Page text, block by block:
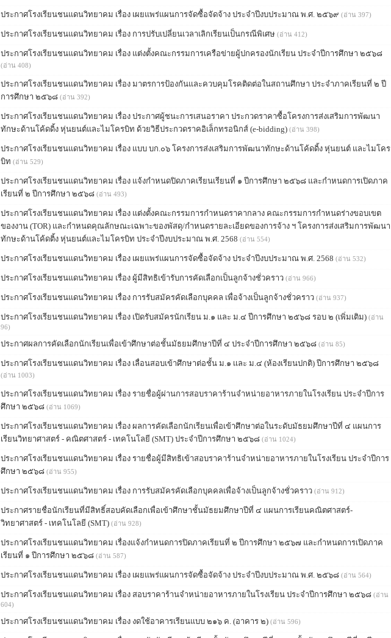
ประกาศโรงเรียนชนแดนวิทยาคม เรื่อง เผยแพร่แผนการจัดซื้อจัดจ้าง ประจำปีงบประมาณ พ.ศ. ๒๕๖๙ (อ่าน 397)
ประกาศโรงเรียนชนแดนวิทยาคม เรื่อง การปรับเปลี่ยนเวลาเลิกเรียนเป็นกรณีพิเศษ (อ่าน 412)
ประกาศโรงเรียนชนแดนวิทยาคม เรื่อง แต่งตั้งคณะกรรมการเครือข่ายผู้ปกครองนักเรียน ประจำปีการศึกษา ๒๕๖๘
(อ่าน 408)
ประกาศโรงเรียนชนแดนวิทยาคม เรื่อง มาตรการป้องกันและควบคุมโรคติดต่อในสถานศึกษา ประจำภาคเรียนที่ ๒ ปี
การศึกษา ๒๕๖๘ (อ่าน 392)
ประกาศโรงเรียนชนแดนวิทยาคม เรื่อง ประกาศผู้ชนะการเสนอราคา ประกวดราคาซื้อโครงการส่งเสริมการพัฒนา
ทักษะด้านโค้ดดิ้ง หุ่นยนต์และไมโครบิท ด้วยวิธีประกวดราคอิเล็กทรอนิกส์ (e-bidding) (อ่าน 398)
ประกาศโรงเรียนชนแดนวิทยาคม เรื่อง แบบ บก.๐๖ โครงการส่งเสริมการพัฒนาทักษะด้านโค้ดดิ้ง หุ่นยนต์ และไมโคร
บิท (อ่าน 529)
ประกาศโรงเรียนชนแดนวิทยาคม เรื่อง แจ้งกำหนดปิดภาคเรียนเรียนที่ ๑ ปีการศึกษา ๒๕๖๘ และกำหนดการเปิดภาค
เรียนที่ ๒ ปีการศึกษา ๒๕๖๘ (อ่าน 493)
ประกาศโรงเรียนชนแดนวิทยาคม เรื่อง แต่งตั้งคณะกรรมการกำหนดราคากลาง คณะกรรมการกำหนดร่างขอบเขต
ของงาน (TOR) และกำหนดคุณลักษณะเฉพาะของพัสดุ/กำหนดรายละเอียดของการจ้าง ฯ โครงการส่งเสริมการพัฒนา
ทักษะด้านโค้ดติ้ง หุ่นยนต์และไมโครบิท ประจำปีงบประมาณ พ.ศ. 2568 (อ่าน 554)
ประกาศโรงเรียนชนแดนวิทยาคม เรื่อง เผยแพร่แผนการจัดซื้อจัดจ้าง ประจำปีงบประมาณ พ.ศ. 2568 (อ่าน 532)
ประกาศโรงเรียนชนแดนวิทยาคม เรื่อง ผู้มีสิทธิเข้ารับการคัดเลือกเป็นลูกจ้างชั่วคราว (อ่าน 966)
ประกาศโรงเรียนชนแดนวิทยาคม เรื่อง การรับสมัครคัดเลือกบุคคล เพื่อจ้างเป็นลูกจ้างชั่วคราว (อ่าน 937)
ประกาศโรงเรียนชนแดนวิทยาคม เรื่อง เปิดรับสมัครนักเรียน ม.๑ และ ม.๔ ปีการศึกษา ๒๕๖๘ รอบ ๒ (เพิ่มเติม) (อ่าน
96)
ประกาศผลการคัดเลือกนักเรียนเพื่อเข้าศึกษาต่อชั้นมัธยมศึกษาปีที่ ๔ ประจำปีการศึกษา ๒๕๖๘ (อ่าน 85)
ประกาศโรงเรียนชนแดนวิทยาคม เรื่อง เลื่อนสอบเข้าศึกษาต่อชั้น ม.๑ เเละ ม.๔ (ห้องเรียนปกติ) ปีการศึกษา ๒๕๖๘
(อ่าน 1003)
ประกาศโรงเรียนชนแดนวิทยาคม เรื่อง รายชื่อผู้ผ่านการสอบราคาร้านจำหน่ายอาหารภายในโรงเรียน ประจำปีการ
ศึกษา ๒๕๖๘ (อ่าน 1069)
ประกาศโรงเรียนชนแดนวิทยาคม เรื่อง ผลการคัดเลือกนักเรียนเพื่อเข้าศึกษาต่อในระดับมัธยมศึกษาปีที่ ๔ แผนการ
เรียนวิทยาศาสตร์ - คณิตศาสตร์ - เทคโนโลยี (SMT) ประจำปีการศึกษา ๒๕๖๘ (อ่าน 1024)
ประกาศโรงเรียนชนแดนวิทยาคม เรื่อง รายชื่อผู้มีสิทธิเข้าสอบราคาร้านจำหน่ายอาหารภายในโรงเรียน ประจำปีการ
ศึกษา ๒๕๖๘ (อ่าน 955)
ประกาศโรงเรียนชนแดนวิทยาคม เรื่อง การรับสมัครคัดเลือกบุคคลเพื่อจ้างเป็นลูกจ้างชั่วคราว (อ่าน 912)
ประกาศรายชื่อนักเรียนที่มีสิทธิ์สอบคัดเลือกเพื่อเข้าศึกษาชั้นมัธยมศึกษาปีที่ ๔ แผนการเรียนคณิตศาสตร์-
วิทยาศาสตร์ - เทคโนโลยี (SMT) (อ่าน 928)
ประกาศโรงเรียนชนแดนวิทยาคม เรื่องแจ้งกำหนดการปิดภาคเรียนที่ ๒ ปีการศึกษา ๒๕๖๗ และกำหนดการเปิดภาค
เรียนที่ ๑ ปีการศึกษา ๒๕๖๘ (อ่าน 587)
ประกาศโรงเรียนชนแดนวิทยาคม เรื่อง เผยแพร่แผนการจัดซื้อจัดจ้าง ประจำปีงบประมาณ พ.ศ. ๒๕๖๘ (อ่าน 564)
ประกาศโรงเรียนชนแดนวิทยาคม เรื่อง สอบราคาร้านจำหน่ายอาหารภายในโรงเรียน ประจำปีการศึกษา ๒๕๖๘ (อ่าน
604)
ประกาศโรงเรียนชนแดนวิทยาคม เรื่อง งดใช้อาคารเรียนแบบ ๒๑๖ ค. (อาคาร ๒) (อ่าน 596)